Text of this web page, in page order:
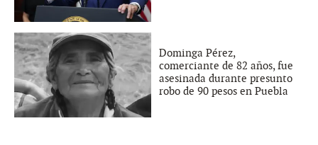
Dominga Pérez,
comerciante de 82 años, fue
asesinada durante presunto
robo de 90 pesos en Puebla